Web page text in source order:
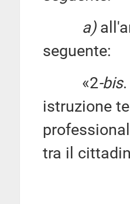
a)
seguente:
«2-bis
istruzione
tra il